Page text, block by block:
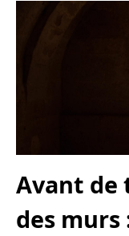
Avant
des murs